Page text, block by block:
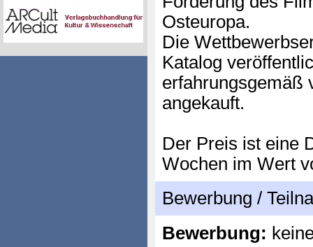
Osteuropa.
Die
Katalog
erfahrungsgemäß
angekauft.
Der Preis ist eine
Wochen im Wert
Bewerbung /
Bewerbung: